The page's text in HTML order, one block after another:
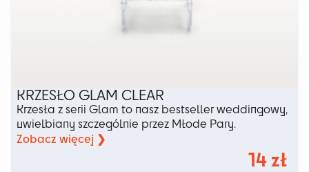
KRZESŁO GLAM CLEAR
Krzesła z serii Glam to nasz bestseller weddingowy,
uwielbiany szczególnie przez Młode Pary.
Zobacz więcej ❯
14zł